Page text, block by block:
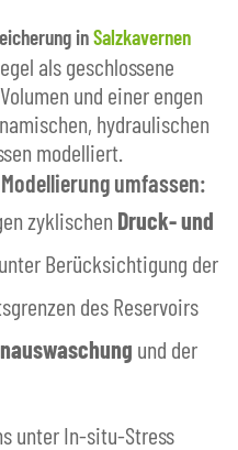
inSalzkavernen
als geschlossene
und einer engen
hydraulischen
modelliert.
umfassen:
zyklischen Druck- und
unter Berücksichtigung der
des Reservoirs
und der
unter In-situ-Stress